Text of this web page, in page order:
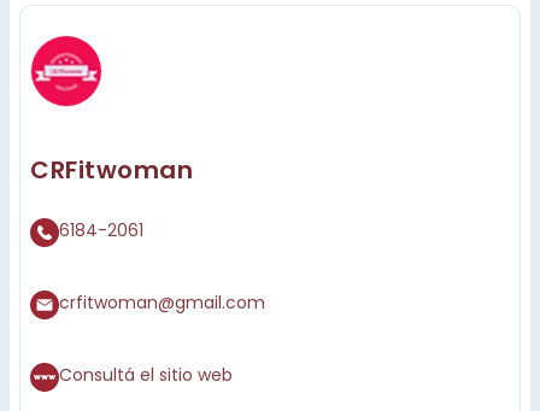
CRFitwoman
6184-2061
crfitwoman@gmail.com
Consultá el sitio web